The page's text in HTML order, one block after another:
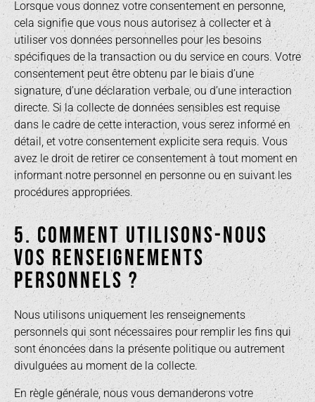
Lorsque vous donnez votre consentement en personne,
cela signifie que vous nous autorisez à collecter et à
utiliser vos données personnelles pour les besoins
spécifiques de la transaction ou du service en cours. Votre
consentement peut être obtenu par le biais d’une
signature, d’une déclaration verbale, ou d’une interaction
directe. Si la collecte de données sensibles est requise
dans le cadre de cette interaction, vous serez informé en
détail, et votre consentement explicite sera requis. Vous
avez le droit de retirer ce consentement à tout moment en
informant notre personnel en personne ou en suivant les
procédures appropriées.
5. COMMENT UTILISONS-NOUS
VOS RENSEIGNEMENTS
PERSONNELS ?
Nous utilisons uniquement les renseignements
personnels qui sont nécessaires pour remplir les fins qui
sont énoncées dans la présente politique ou autrement
divulguées au moment de la collecte.
En règle générale, nous vous demanderons votre